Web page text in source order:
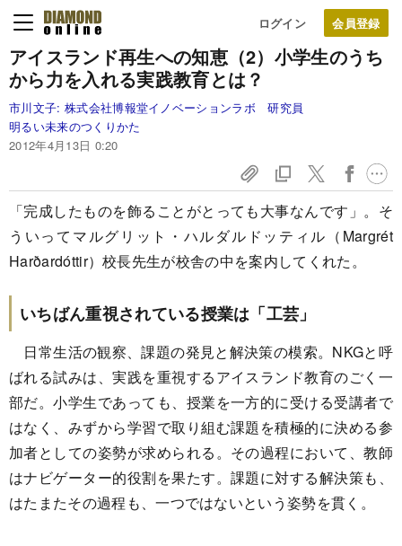
ログイン
アイスランド再生への知恵（2） 小学生のうち
から力を入れる実践教育とは？
市川文子: 株式会社博報堂イノベーションラボ 研究員
明るい未来のつくりかた
2012年4月13日 0:20
「完成したものを飾ることがとっても大事なんです」。そ
ういってマルグリット・ハルダルドッティル（Margrét
Harðardóttir）校長先生が校舎の中を案内してくれた。
いちばん重視されている授業は「工芸」
日常生活の観察、課題の発見と解決策の模索。NKGと呼
ばれる試みは、実践を重視するアイスランド教育のごく一
部だ。小学生であっても、授業を一方的に受ける受講者で
はなく、みずから学習で取り組む課題を積極的に決める参
加者としての姿勢が求められる。その過程において、教師
はナビゲーター的役割を果たす。課題に対する解決策も、
はたまたその過程も、一つではないという姿勢を貫く。